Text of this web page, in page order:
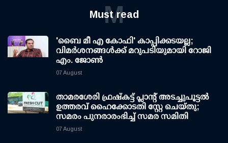
Must read
M
'ബൈ മീ എ കോഫി' കാപ്പിക്കടയല്ല;
വിമര്‍ശനങ്ങള്‍ക്ക് മറുപടിയുമായി റോജി
എം. ജോണ്‍
07 August
താമരശേരി ഫ്രഷ്കട്ട് പ്ലാന്റ് അടച്ചുപൂട്ടൽ
ഉത്തരവ് ഹൈക്കോടതി സ്റ്റേ ചെയ്തു;
സമരം പുനരാരംഭിച്ച് സമര സമിതി
07 August